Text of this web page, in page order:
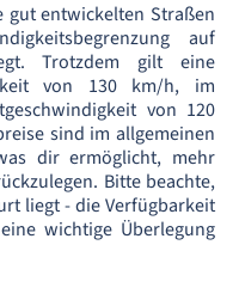
gut entwickelten Straßen
auf
Trotzdem gilt eine
von 130 km/h, im
von 120
sind im allgemeinen
dir ermöglicht, mehr
Bitte beachte,
liegt - die Verfügbarkeit
wichtige Überlegung